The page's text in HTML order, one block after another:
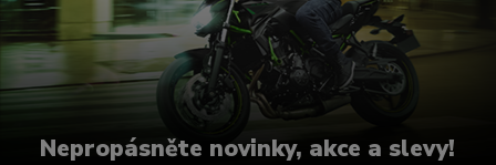
Nepropásněte novinky, akce a slevy!